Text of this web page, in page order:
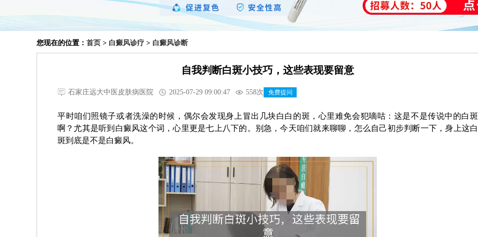
您现在的位置： 首页 > 白癜风诊疗 > 白癜风诊断
自我判断白斑小技巧，这些表现要留意
石家庄远大中医皮肤病医院 2025-07-29 09:00:47 558次 免费提问
平时咱们照镜子或者洗澡的时候，偶尔会发现身上冒出几块白白的斑，心里难免会犯嘀咕：这是不是传说中的白斑
啊？尤其是听到白癜风这个词，心里更是七上八下的。别急，今天咱们就来聊聊，怎么自己初步判断一下，身上这白
斑到底是不是白癜风。